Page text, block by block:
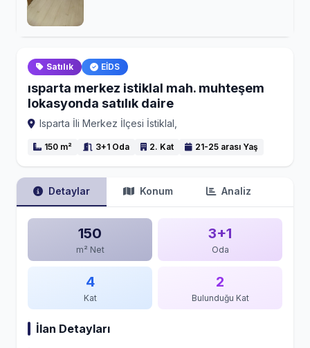
Satılık EİDS
ısparta merkez istiklal mah. muhteşem
lokasyonda satılık daire
Isparta İli Merkez İlçesi İstiklal,
150 m² 3+1 Oda 2. Kat 21-25 arası Yaş
Detaylar Konum Analiz
150
m² Net
3+1
Oda
4
Kat
2
Bulunduğu Kat
İlan Detayları